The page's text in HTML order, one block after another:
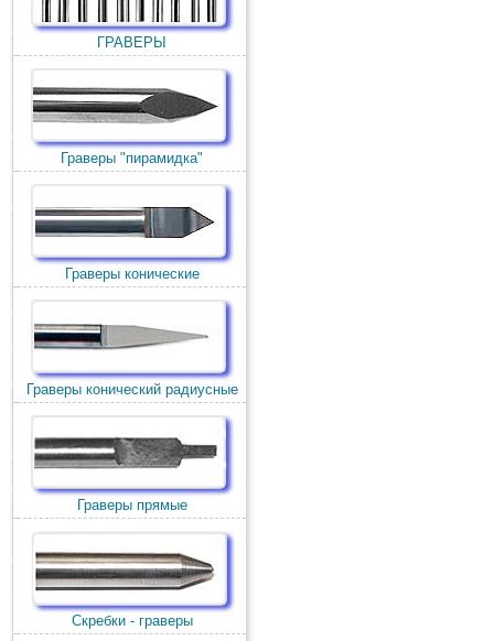
ГРАВЕРЫ
Граверы "пирамидка"
Граверы конические
Граверы конический радиусные
Граверы прямые
Скребки - граверы